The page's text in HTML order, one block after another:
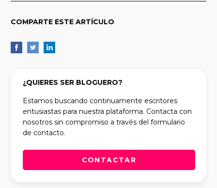
COMPARTE ESTE ARTÍCULO
¿QUIERES SER BLOGUERO?
Estamos buscando continuamente escritores
entusiastas para nuestra plataforma. Contacta con
nosotros sin compromiso a través del formulario
de contacto.
CONTACTAR